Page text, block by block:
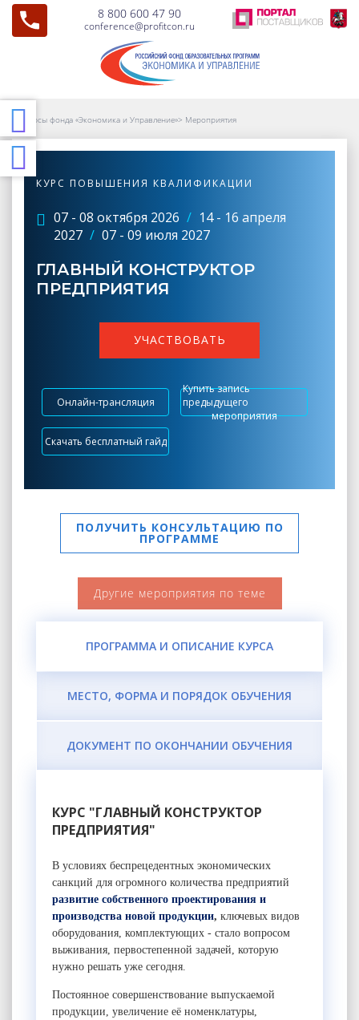
8 800 600 47 90
conference@profitcon.ru
Курсы фонда «Экономика и Управление»> Мероприятия
КУРС ПОВЫШЕНИЯ КВАЛИФИКАЦИИ
07 - 08 октября 2026 / 14 - 16 апреля
2027 / 07 - 09 июля 2027
ГЛАВНЫЙ КОНСТРУКТОР
ПРЕДПРИЯТИЯ
УЧАСТВОВАТЬ
Онлайн-трансляция
Купить запись
предыдущего
мероприятия
Скачать бесплатный гайд
ПОЛУЧИТЬ КОНСУЛЬТАЦИЮ ПО
ПРОГРАММЕ
Другие мероприятия по теме
ПРОГРАММА И ОПИСАНИЕ КУРСА
МЕСТО, ФОРМА И ПОРЯДОК ОБУЧЕНИЯ
ДОКУМЕНТ ПО ОКОНЧАНИИ ОБУЧЕНИЯ
КУРС "ГЛАВНЫЙ КОНСТРУКТОР
ПРЕДПРИЯТИЯ"
В условиях беспрецедентных экономических
санкций для огромного количества предприятий
развитие собственного проектирования и
производства новой продукции, ключевых видов
оборудования, комплектующих - стало вопросом
выживания, первостепенной задачей, которую
нужно решать уже сегодня.
Постоянное совершенствование выпускаемой
продукции, увеличение её номенклатуры,